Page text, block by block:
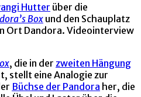
Hutter über die
Box und den Schauplatz
Ort Dandora. Videointerview
, die in der zweiten Hängung
stellt eine Analogie zur
Büchse der Pandora her, die